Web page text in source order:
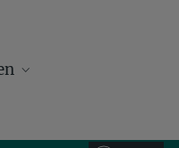
Salmon Y, Yegorov D,